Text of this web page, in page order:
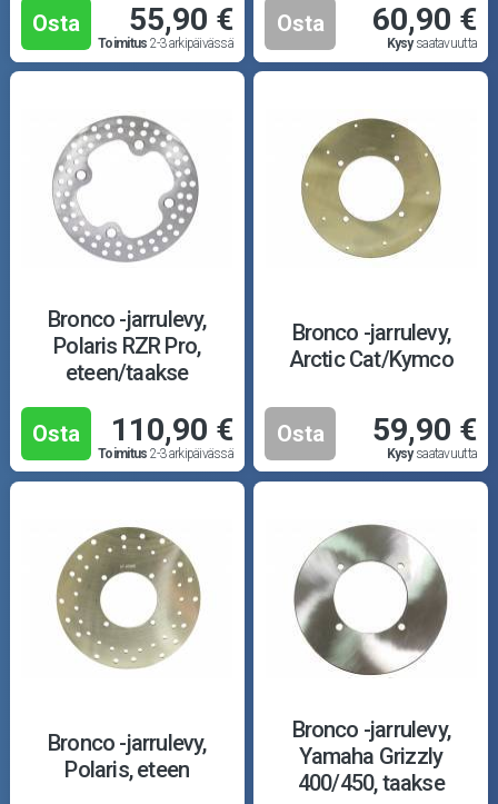
Osta 55,90 €
Toimitus 2-3 arkipäivässä
Osta 60,90 €
Kysysaatavuutta
Bronco -jarrulevy,
Polaris RZR Pro,
eteen/taakse
Osta 110,90 €
Toimitus 2-3 arkipäivässä
Bronco -jarrulevy,
Arctic Cat/Kymco
Osta 59,90 €
Kysysaatavuutta
Bronco -jarrulevy,
Polaris, eteen
Bronco -jarrulevy,
Yamaha Grizzly
400/450, taakse